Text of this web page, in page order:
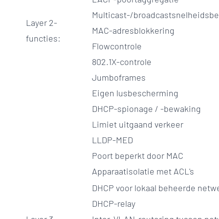
Layer 2-
functies:
Multicast-/
MAC-adresblokkering
Flowcontrole
802.1X-controle
Jumboframes
Eigen lusbescherming
DHCP-spionage / -bewaking
Limiet uitgaand verkeer
LLDP-MED
Poort beperkt door MAC
Apparaatisolatie met ACL's
DHCP voor lokaal beheerde
DHCP-relay